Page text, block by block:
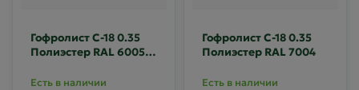
Гофролист С-18 0.35
Полиэстер RAL 6005
Есть в наличии
Гофролист С-18 0.35
Полиэстер RAL 7004
Есть в наличии